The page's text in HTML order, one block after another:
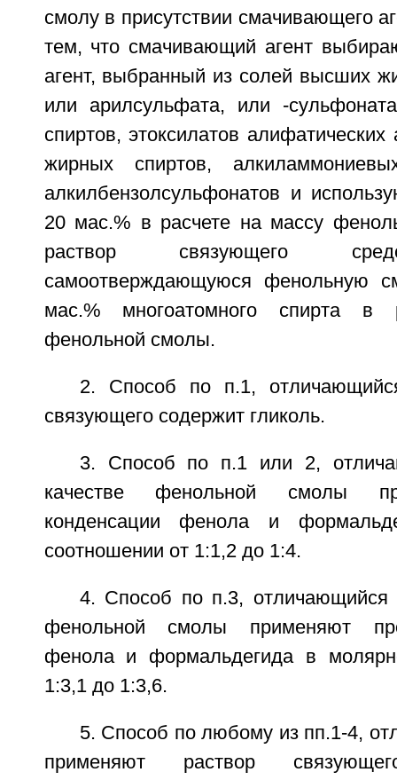
смолу в присутствии смачивающего
тем, что смачивающий агент
агент, выбранный из солей высших
или арилсульфата, или -
спиртов, этоксилатов алифатических
жирных спиртов,
алкилбензолсульфонатов и
20 мас.% в расчете на массу
раствор связующего
самоотверждающуюся фенольную
мас.% многоатомного спирта в
фенольной смолы.
2. Способ по п.1,
связующего содержит гликоль.
3. Способ по п.1 или 2,
качестве фенольной смолы
конденсации фенола и
соотношении от 1:1,2 до 1:4.
4. Способ по п.3, отличающийся
фенольной смолы применяют
фенола и формальдегида в
1:3,1 до 1:3,6.
5. Способ по любому из пп.1-4,
применяют раствор